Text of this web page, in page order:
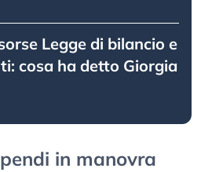
Legge di bilancio e
cosa ha detto Giorgia
in manovra